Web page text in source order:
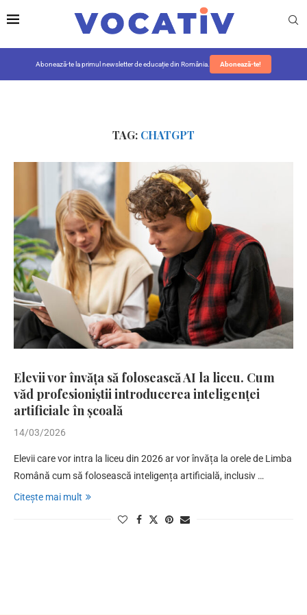
Abonează-te la primul newsletter de educație din România. Abonează-te!
TAG: CHATGPT
Elevii vor învăța să folosească AI la liceu. Cum
văd profesioniștii introducerea inteligenței
artificiale în școală
14/03/2026
Elevii care vor intra la liceu din 2026 ar vor învăța la orele de Limba
Română cum să folosească inteligența artificială, inclusiv …
Citește mai mult